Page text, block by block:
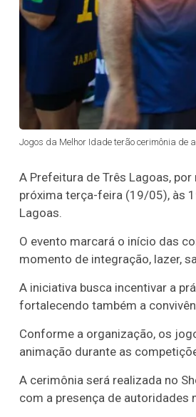
Jogos da Melhor Idade terão cerimônia de
A Prefeitura de Três Lagoas,
próxima terça-feira (19/05), às
Lagoas.
O evento marcará o início das
momento de integração, lazer,
A iniciativa busca incentivar a
fortalecendo também a
Conforme a organização, os
animação durante as
A cerimônia será realizada no
com a presença de autoridades